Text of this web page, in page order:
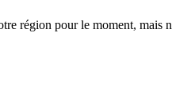
région pour le moment, mais